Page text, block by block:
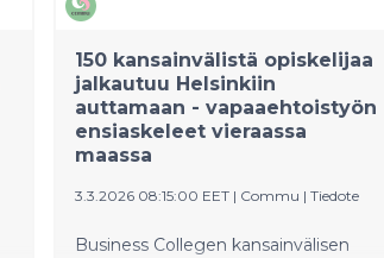
150 kansainvälistä opiskelijaa
jalkautuu Helsinkiin
auttamaan - vapaaehtoistyön
ensiaskeleet vieraassa
maassa
3.3.2026 08:15:00 EET | Commu | Tiedote
Business Collegen kansainvälisen